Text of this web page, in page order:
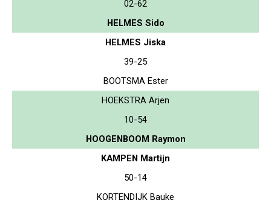
02-62
HELMES Sido
HELMES Jiska
39-25
BOOTSMA Ester
HOEKSTRA Arjen
10-54
HOOGENBOOM Raymon
KAMPEN Martijn
50-14
KORTENDIJK Bauke